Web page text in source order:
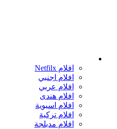
افلام Netfilx
افلام اجنبي
افلام عربي
افلام هندى
افلام اسيوية
افلام تركية
افلام مدبلجة